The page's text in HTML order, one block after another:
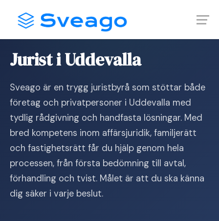
content
Jurist i Uddevalla
Sveago är en trygg juristbyrå som stöttar både
företag och privatpersoner i Uddevalla med
tydlig rådgivning och handfasta lösningar. Med
bred kompetens inom affärsjuridik, familjerätt
och fastighetsrätt får du hjälp genom hela
processen, från första bedömning till avtal,
förhandling och tvist. Målet är att du ska känna
dig säker i varje beslut.